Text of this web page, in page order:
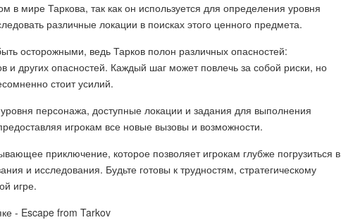
в мире Таркова, так как он используется для определения уровня
различные локации в поисках этого ценного предмета.
осторожными, ведь Тарков полон различных опасностей:
и других опасностей. Каждый шаг может повлечь за собой риски, но
стоит усилий.
персонажа, доступные локации и задания для выполнения
игрокам все новые вызовы и возможности.
приключение, которое позволяет игрокам глубже погрузиться в
и исследования. Будьте готовы к трудностям, стратегическому
игре.
- Escape from Tarkov